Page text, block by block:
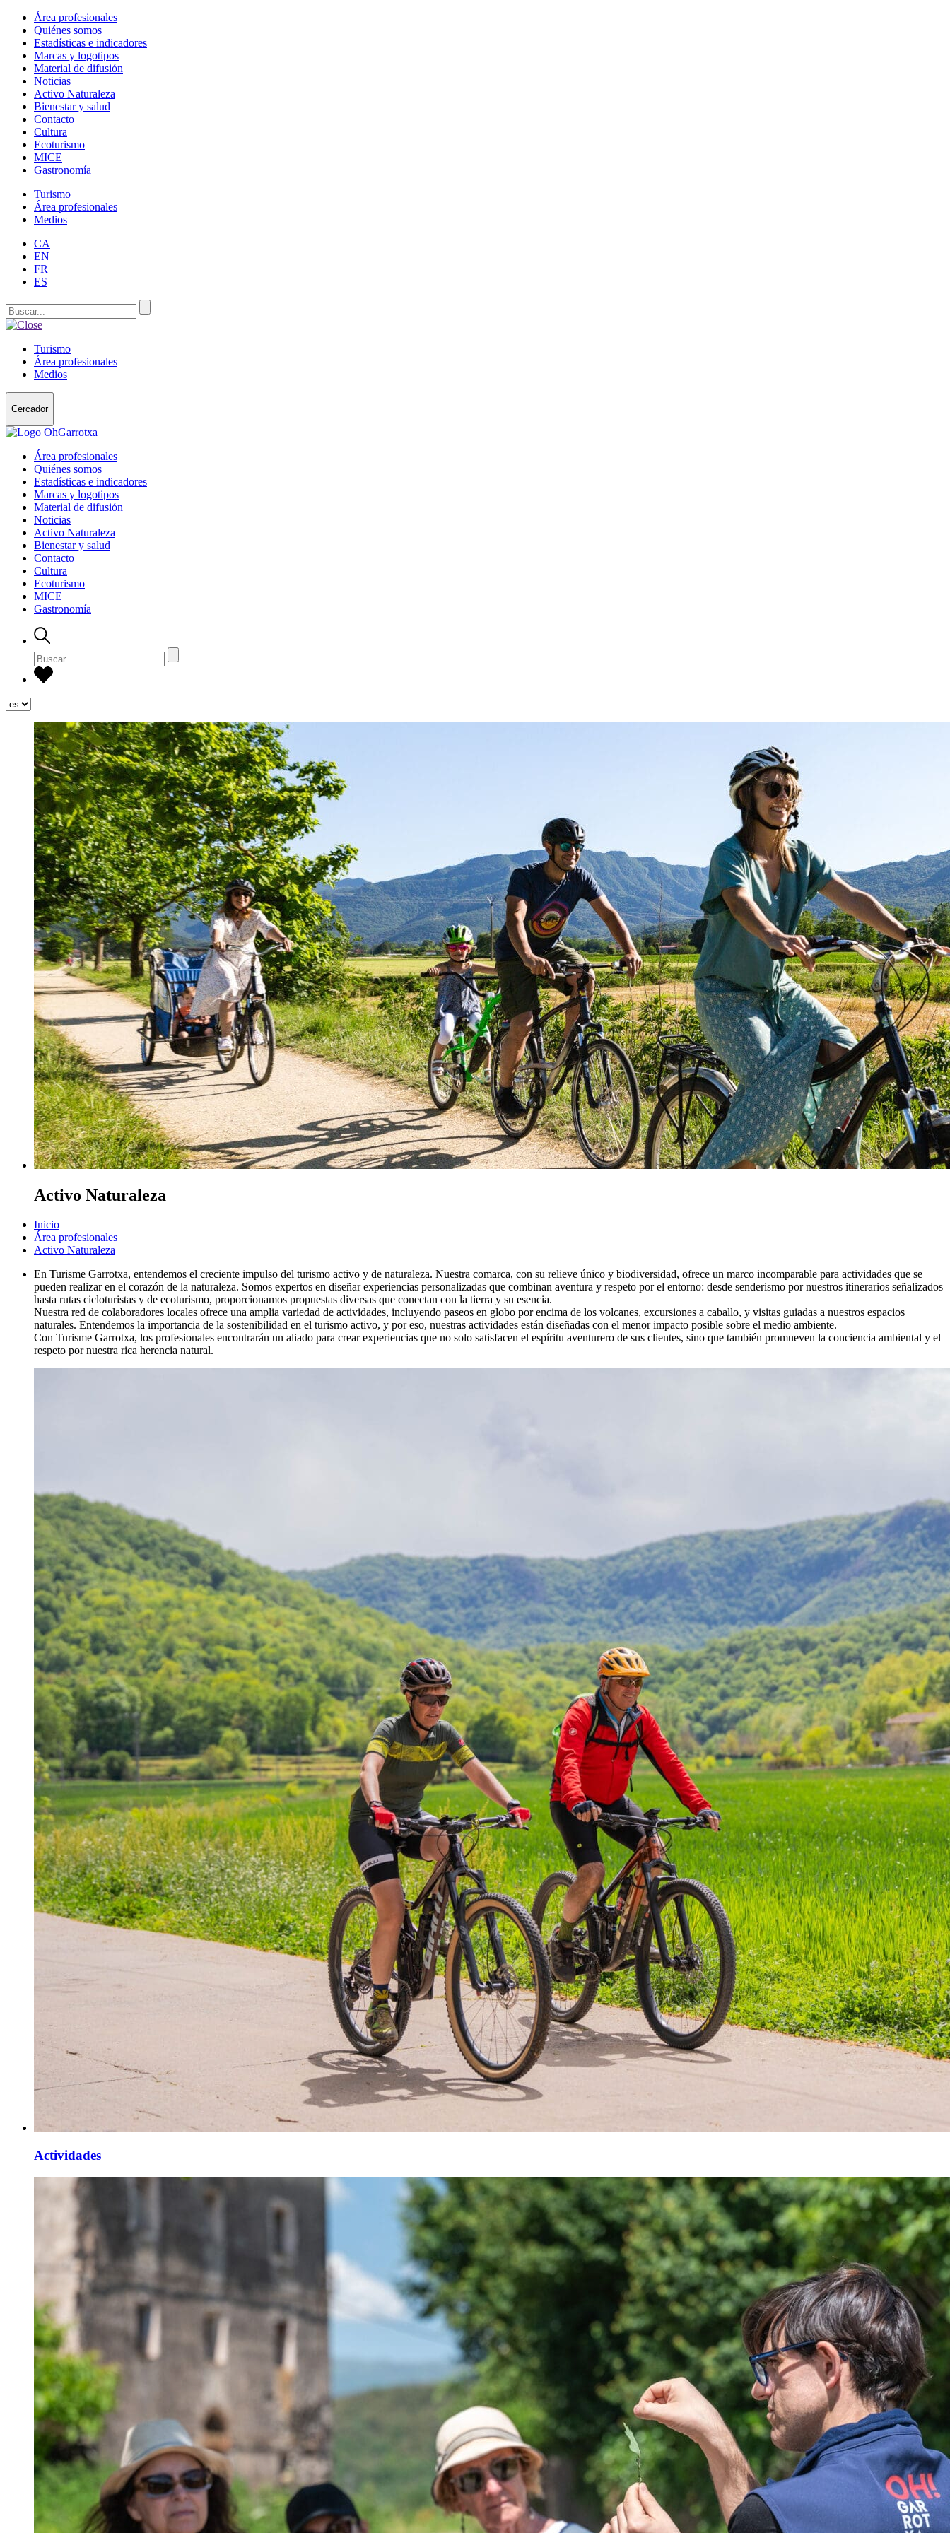
Área profesionales
Quiénes somos
Estadísticas e indicadores
Marcas y logotipos
Material de difusión
Noticias
Activo Naturaleza
Bienestar y salud
Contacto
Cultura
Ecoturismo
MICE
Gastronomía
Turismo
Área profesionales
Medios
CA
EN
FR
ES
Turismo
Área profesionales
Medios
Cercador
Área profesionales
Quiénes somos
Estadísticas e indicadores
Marcas y logotipos
Material de difusión
Noticias
Activo Naturaleza
Bienestar y salud
Contacto
Cultura
Ecoturismo
MICE
Gastronomía
Activo Naturaleza
Inicio
Área profesionales
Activo Naturaleza
En Turisme Garrotxa, entendemos el creciente impulso del turismo activo y de naturaleza. Nuestra comarca, con su relieve único y biodiversidad, ofrece un marco incomparable para actividades que se
pueden realizar en el corazón de la naturaleza. Somos expertos en diseñar experiencias personalizadas que combinan aventura y respeto por el entorno: desde senderismo por nuestros itinerarios señalizados
hasta rutas cicloturistas y de ecoturismo, proporcionamos propuestas diversas que conectan con la tierra y su esencia.
Nuestra red de colaboradores locales ofrece una amplia variedad de actividades, incluyendo paseos en globo por encima de los volcanes, excursiones a caballo, y visitas guiadas a nuestros espacios
naturales. Entendemos la importancia de la sostenibilidad en el turismo activo, y por eso, nuestras actividades están diseñadas con el menor impacto posible sobre el medio ambiente.
Con Turisme Garrotxa, los profesionales encontrarán un aliado para crear experiencias que no solo satisfacen el espíritu aventurero de sus clientes, sino que también promueven la conciencia ambiental y el
respeto por nuestra rica herencia natural.
Actividades